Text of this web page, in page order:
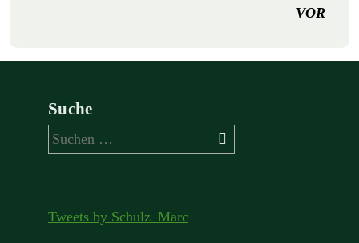
VOR
Suche
Suchen
nach:
Tweets by Schulz_Marc